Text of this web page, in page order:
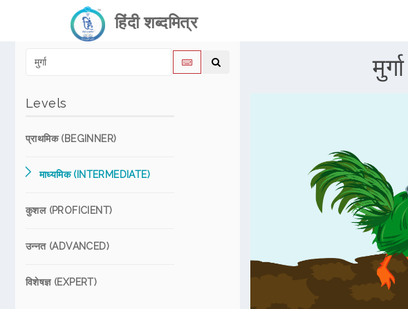
हिंदी शब्दमित्र
Levels
प्राथमिक (BEGINNER)
माध्यमिक (INTERMEDIATE)
कुशल (PROFICIENT)
उन्नत (ADVANCED)
विशेषज्ञ (EXPERT)
मुर्गा